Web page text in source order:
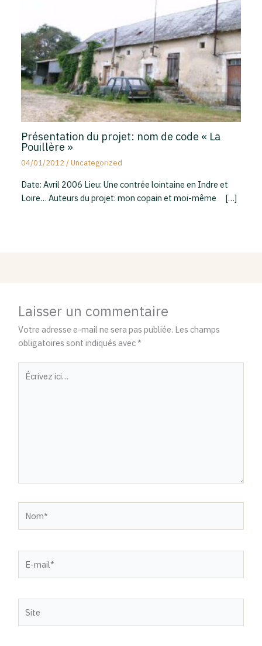
Présentation du projet: nom de code « La
Pouillère »
04/01/2012/Uncategorized
Date: Avril 2006 Lieu: Une contrée lointaine en Indre et
Loire… Auteurs du projet: mon copain et moi-même […]
Laisser un commentaire
Votre adresse e-mail ne sera pas publiée. Les champs
obligatoires sont indiqués avec*
Écrivez
ici…
mail*